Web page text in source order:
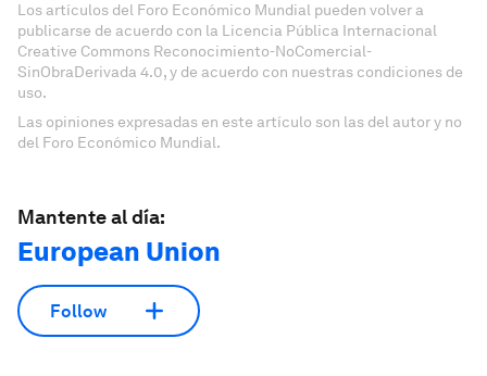
Los artículos del Foro Económico Mundial pueden volver a
publicarse de acuerdo con la Licencia Pública Internacional
Creative Commons Reconocimiento-NoComercial-
SinObraDerivada 4.0, y de acuerdo con nuestras condiciones de
uso.
Las opiniones expresadas en este artículo son las del autor y no
del Foro Económico Mundial.
Mantente al día:
European Union
Follow